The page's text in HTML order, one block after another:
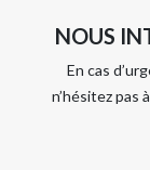
NOUS
En cas
n’hésitez pas